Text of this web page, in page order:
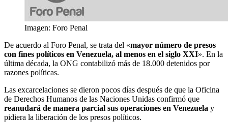
Imagen: Foro Penal
De acuerdo al Foro Penal, se trata del «mayor número de presos
con fines políticos en Venezuela, al menos en el siglo XXI». En la
última década, la ONG contabilizó más de 18.000 detenidos por
razones políticas.
Las excarcelaciones se dieron pocos días después de que la Oficina
de Derechos Humanos de las Naciones Unidas confirmó que
reanudará de manera parcial sus operaciones en Venezuela y
pidiera la liberación de los presos políticos.